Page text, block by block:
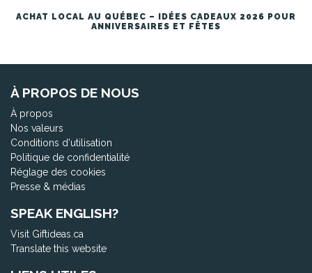
ACHAT LOCAL AU QUÉBEC – IDÉES CADEAUX 2026 POUR
ANNIVERSAIRES ET FÊTES
À PROPOS DE NOUS
À propos
Nos valeurs
Conditions d'utilisation
Politique de confidentialité
Réglage des cookies
Presse & médias
SPEAK ENGLISH?
Visit Giftideas.ca
Translate this website